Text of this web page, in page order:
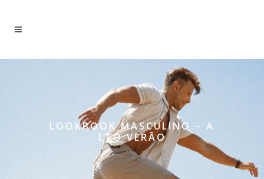
LOOKBOOK MASCULINO – A
LTO VERÃO